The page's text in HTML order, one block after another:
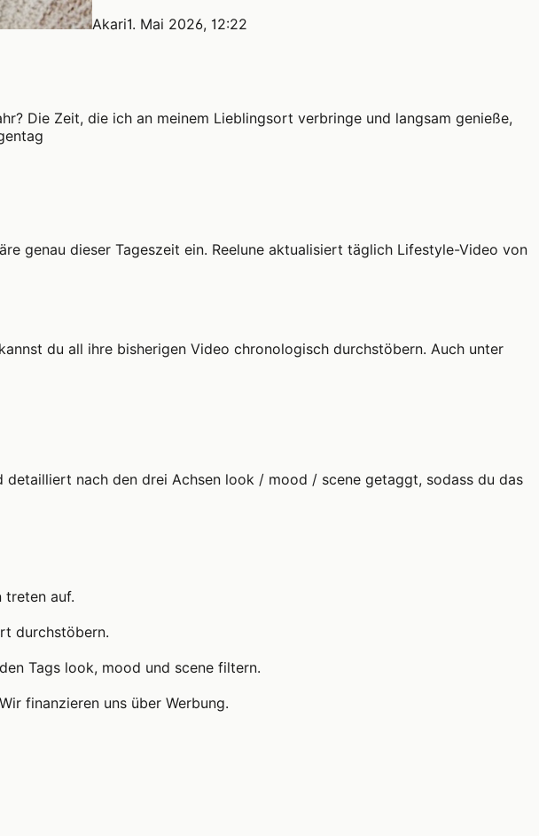
Akari1. Mai 2026, 12:22
Die Zeit, die ich an meinem Lieblingsort verbringe und langsam genieße,
genau dieser Tageszeit ein. Reelune aktualisiert täglich Lifestyle-Video von
du all ihre bisherigen Video chronologisch durchstöbern. Auch unter
detailliert nach den drei Achsen look / mood / scene getaggt, sodass du das
treten auf.
durchstöbern.
Tags look, mood und scene filtern.
finanzieren uns über Werbung.